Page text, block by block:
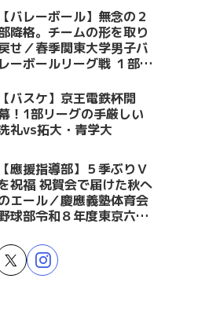
～
【バレーボール】無念の２
降格。チームの形を取り
せ／春季関東大学男子バ
レーボールリーグ戦 １部・
【バスケ】京王電鉄杯開
！1部リーグの手厳しい
礼vs拓大・青学大
【應援指導部】５季ぶりＶ
祝福 祝賀会で届けた秋へ
エール／慶應義塾体育会
球部令和８年度東京六大
会～後編～